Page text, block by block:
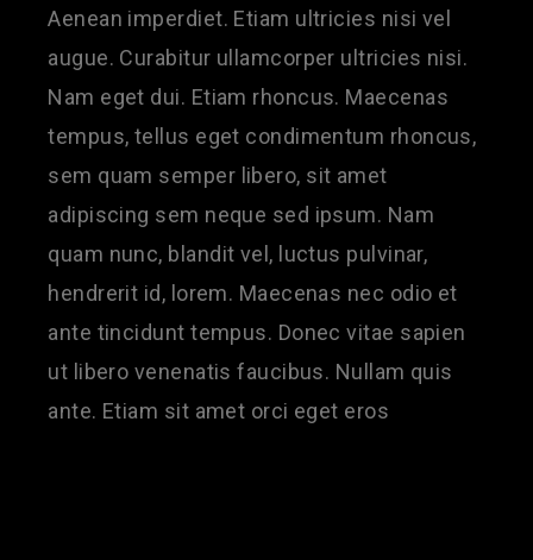
Aenean imperdiet. Etiam ultricies nisi vel
augue. Curabitur ullamcorper ultricies nisi.
Nam eget dui. Etiam rhoncus. Maecenas
tempus, tellus eget condimentum rhoncus,
sem quam semper libero, sit amet
adipiscing sem neque sed ipsum. Nam
quam nunc, blandit vel, luctus pulvinar,
hendrerit id, lorem. Maecenas nec odio et
ante tincidunt tempus. Donec vitae sapien
ut libero venenatis faucibus. Nullam quis
ante. Etiam sit amet orci eget eros